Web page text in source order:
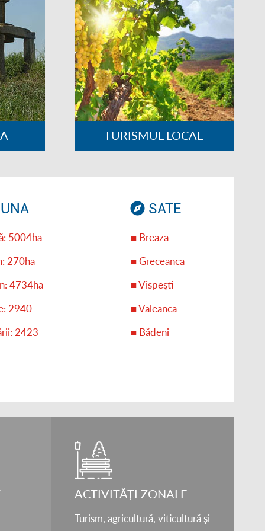
TURISMUL LOCAL
5004ha
270ha
4734ha
2940
2423
SATE
■ Breaza
■ Greceanca
■ Vispeşti
■ Valeanca
■ Bădeni
ACTIVITĂȚI ZONALE
Turism, agricultură, viticultură şi